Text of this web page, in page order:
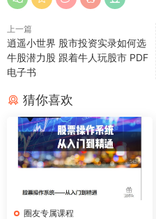
上一篇
逍遥小世界 股市投资实录如何选
牛股潜力股 跟着牛人玩股市 PDF
电子书
猜你喜欢
圈友专属课程